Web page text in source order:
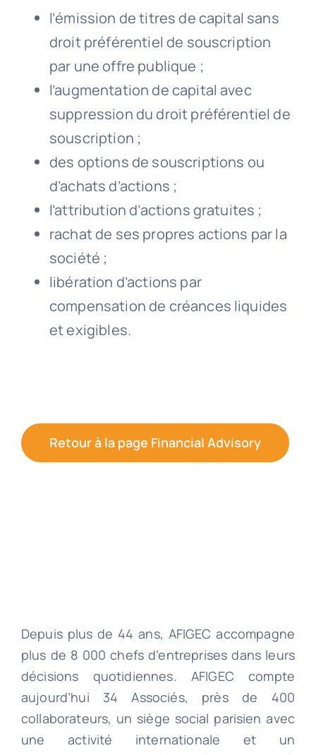
l’émission de titres de capital sans
droit préférentiel de souscription
par une offre publique ;
l’augmentation de capital avec
suppression du droit préférentiel de
souscription ;
des options de souscriptions ou
d’achats d’actions ;
l’attribution d’actions gratuites ;
rachat de ses propres actions par la
société ;
libération d’actions par
compensation de créances liquides
et exigibles.
Retour à la page Financial Advisory
Depuis plus de 44 ans, AFIGEC accompagne
plus de 8 000 chefs d’entreprises dans leurs
décisions quotidiennes. AFIGEC compte
aujourd’hui 34 Associés, près de 400
collaborateurs, un siège social parisien avec
une activité internationale et un